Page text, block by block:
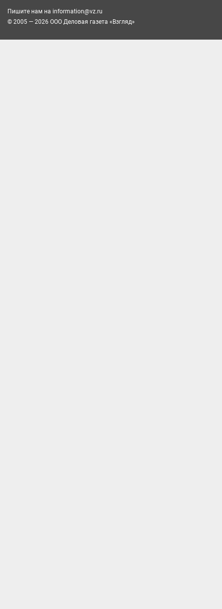
Пишите нам на information@vz.ru
© 2005 — 2026 ООО Деловая газета «Взгляд»